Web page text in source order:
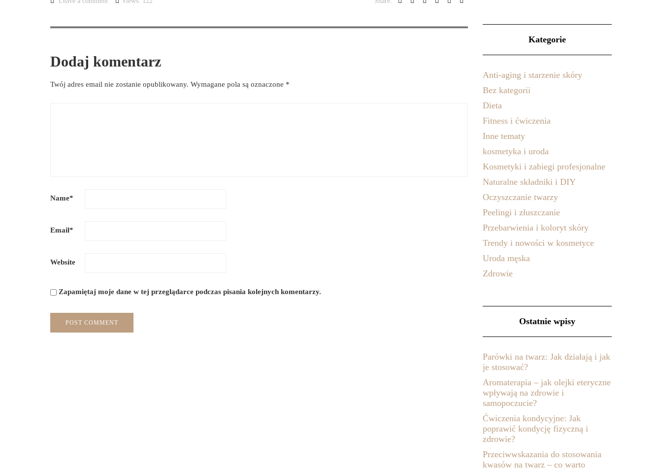
Dodaj komentarz
Twój adres email nie zostanie opublikowany. Wymagane pola są oznaczone *
Name*
Email*
Website
Zapamiętaj moje dane w tej przeglądarce podczas pisania kolejnych komentarzy.
Kategorie
Anti-aging i starzenie skóry
Bez kategorii
Dieta
Fitness i ćwiczenia
Inne tematy
kosmetyka i uroda
Kosmetyki i zabiegi profesjonalne
Naturalne składniki i DIY
Oczyszczanie twarzy
Peelingi i złuszczanie
Przebarwienia i koloryt skóry
Trendy i nowości w kosmetyce
Uroda męska
Zdrowie
Ostatnie wpisy
Parówki na twarz: Jak działają i jak
je stosować?
Aromaterapia – jak olejki eteryczne
wpływają na zdrowie i
samopoczucie?
Ćwiczenia kondycyjne: Jak
poprawić kondycję fizyczną i
zdrowie?
Przeciwwskazania do stosowania
kwasów na twarz – co warto